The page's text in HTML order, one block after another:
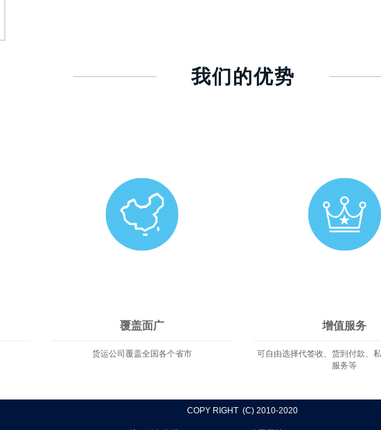
我们的优势
覆盖面广
货运公司覆盖全国各个省市
增值服务
可自由选择代签收、货到付款、
服务等
COPY RIGHT (C) 2010-2020